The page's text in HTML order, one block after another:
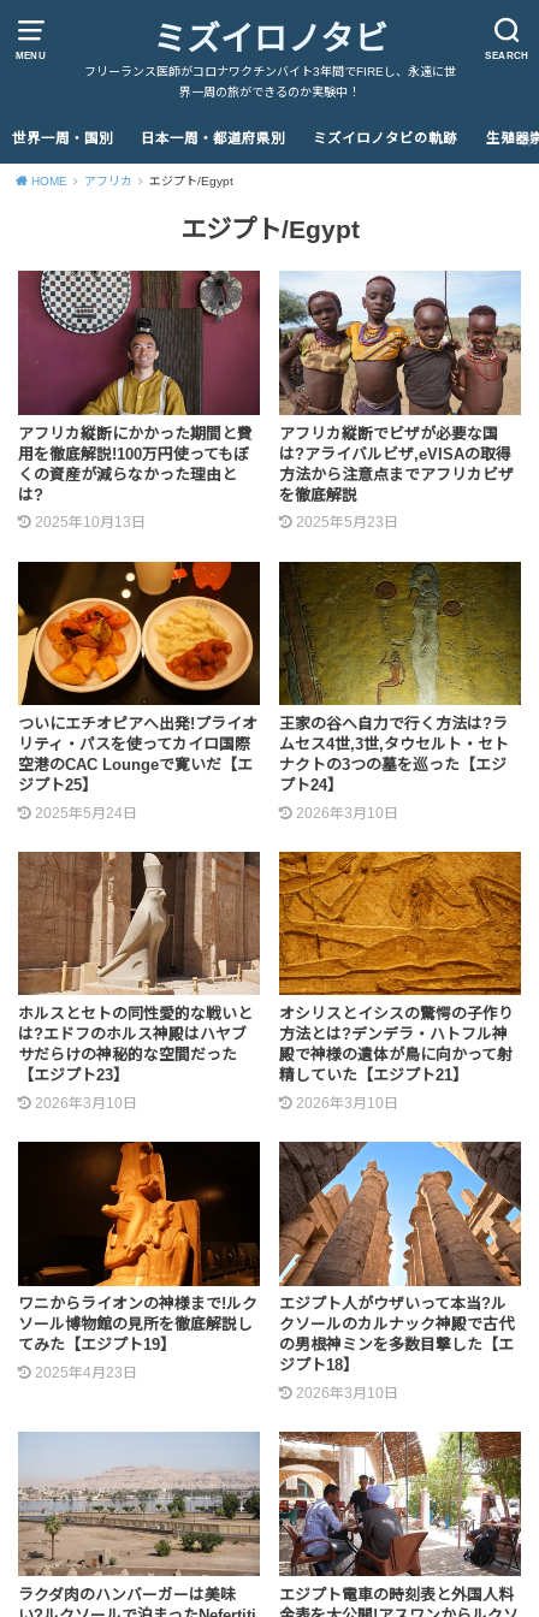
MENU SEARCH
ミズイロノタビ
フリーランス医師がコロナワクチンバイト3年間でFIREし、永遠に世
界一周の旅ができるのか実験中！
世界一周・国別 日本一周・都道府県別 ミズイロノタビの軌跡 生殖器
HOME アフリカ エジプト/Egypt
エジプト/Egypt
アフリカ縦断にかかった期間と費
用を徹底解説!100万円使ってもぼ
くの資産が減らなかった理由と
は?
2025年10月13日
アフリカ縦断でビザが必要な国
は?アライバルビザ,eVISAの取得
方法から注意点までアフリカビザ
を徹底解説
2025年5月23日
ついにエチオピアへ出発!プライオ
リティ・パスを使ってカイロ国際
空港のCAC Loungeで寛いだ【エ
ジプト25】
2025年5月24日
王家の谷へ自力で行く方法は?ラ
ムセス4世,3世,タウセルト・セト
ナクトの3つの墓を巡った【エジ
プト24】
2026年3月10日
ホルスとセトの同性愛的な戦いと
は?エドフのホルス神殿はハヤブ
サだらけの神秘的な空間だった
【エジプト23】
2026年3月10日
オシリスとイシスの驚愕の子作り
方法とは?デンデラ・ハトフル神
殿で神様の遺体が鳥に向かって射
精していた【エジプト21】
2026年3月10日
ワニからライオンの神様まで!ルク
ソール博物館の見所を徹底解説し
てみた【エジプト19】
2025年4月23日
エジプト人がウザいって本当?ル
クソールのカルナック神殿で古代
の男根神ミンを多数目撃した【エ
ジプト18】
2026年3月10日
ラクダ肉のハンバーガーは美味
エジプト電車の時刻表と外国人料